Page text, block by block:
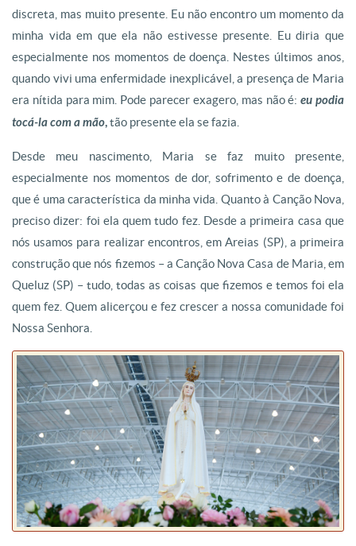
discreta, mas muito presente. Eu não encontro um momento da
minha vida em que ela não estivesse presente. Eu diria que
especialmente nos momentos de doença. Nestes últimos anos,
quando vivi uma enfermidade inexplicável, a presença de Maria
era nítida para mim. Pode parecer exagero, mas não é:eu podia
tocá-la com a mão,tão presente ela se fazia.
Desde meu nascimento, Maria se faz muito presente,
especialmente nos momentos de dor, sofrimento e de doença,
que é uma característica da minha vida. Quanto à Canção Nova,
preciso dizer: foi ela quem tudo fez. Desde a primeira casa que
nós usamos para realizar encontros, em Areias (SP), a primeira
construção que nós fizemos – a Canção Nova Casa de Maria, em
Queluz (SP) – tudo, todas as coisas que fizemos e temos foi ela
quem fez. Quem alicerçou e fez crescer a nossa comunidade foi
Nossa Senhora.